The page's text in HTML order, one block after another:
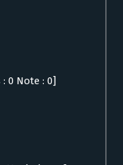
: 0 Note : 0]